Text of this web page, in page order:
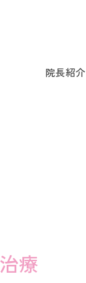
院長紹介
療